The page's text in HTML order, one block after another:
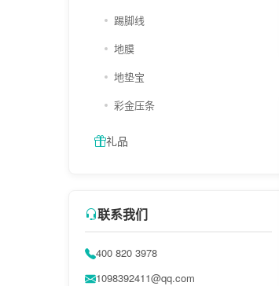
踢脚线
地膜
地垫宝
彩金压条
礼品
联系我们
400 820 3978
1098392411@qq.com